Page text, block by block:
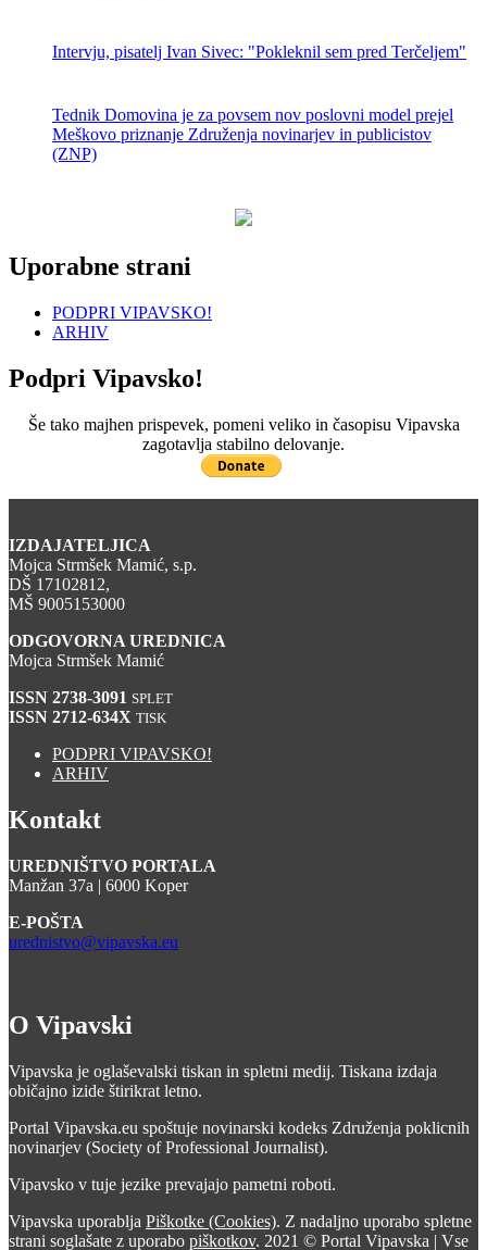
Intervju, pisatelj Ivan Sivec: "Pokleknil sem pred Terčeljem"
Tednik Domovina je za povsem nov poslovni model prejel
Meškovo priznanje Združenja novinarjev in publicistov
(ZNP)
Uporabne strani
PODPRI VIPAVSKO!
ARHIV
Podpri Vipavsko!
Še tako majhen prispevek, pomeni veliko in časopisu Vipavska
zagotavlja stabilno delovanje.
IZDAJATELJICA
Mojca Strmšek Mamić, s.p.
DŠ 17102812,
MŠ 9005153000
ODGOVORNA UREDNICA
Mojca Strmšek Mamić
ISSN 2738-3091 SPLET
ISSN 2712-634X TISK
PODPRI VIPAVSKO!
ARHIV
Kontakt
UREDNIŠTVO PORTALA
Manžan 37a | 6000 Koper
E-POŠTA
urednistvo@vipavska.eu
O Vipavski
Vipavska je oglaševalski tiskan in spletni medij. Tiskana izdaja
običajno izide štirikrat letno.
Portal Vipavska.eu spoštuje novinarski kodeks Združenja poklicnih
novinarjev (Society of Professional Journalist).
Vipavsko v tuje jezike prevajajo pametni roboti.
Vipavska uporablja Piškotke (Cookies). Z nadaljno uporabo spletne
strani soglašate z uporabo piškotkov. 2021 © Portal Vipavska | Vse